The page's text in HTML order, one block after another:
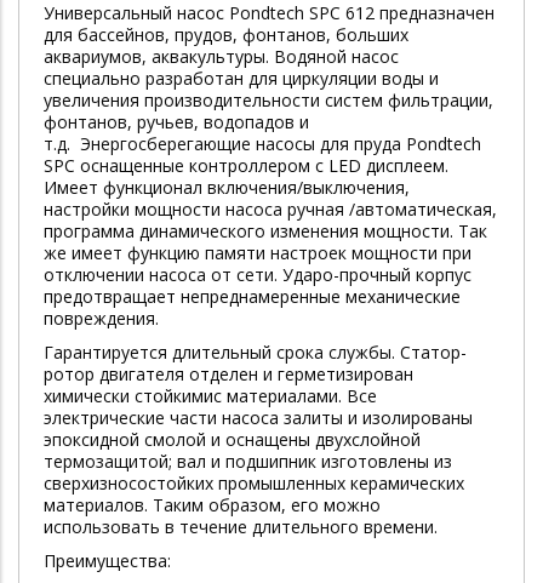
Универсальный насос Pondtech SPC 612 предназначен
для бассейнов, прудов, фонтанов, больших
аквариумов, аквакультуры. Водяной насос
специально разработан для циркуляции воды и
увеличения производительности систем фильтрации,
фонтанов, ручьев, водопадов и
т.д. Энергосберегающие насосы для пруда Pondtech
SPC оснащенные контроллером с LED дисплеем.
Имеет функционал включения/выключения,
настройки мощности насоса ручная /автоматическая,
программа динамического изменения мощности. Так
же имеет функцию памяти настроек мощности при
отключении насоса от сети. Ударо-прочный корпус
предотвращает непреднамеренные механические
повреждения.
Гарантируется длительный срока службы. Статор-
ротор двигателя отделен и герметизирован
химически стойкимис материалами. Все
электрические части насоса залиты и изолированы
эпоксидной смолой и оснащены двухслойной
термозащитой; вал и подшипник изготовлены из
сверхизносостойких промышленных керамических
материалов. Таким образом, его можно
использовать в течение длительного времени.
Преимущества: